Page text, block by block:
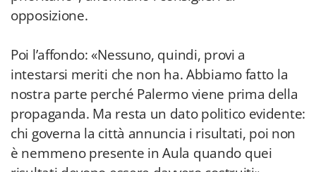
opposizione.
Poi l’affondo: «Nessuno, quindi, provi a
intestarsi meriti che non ha. Abbiamo fatto la
nostra parte perché Palermo viene prima della
propaganda. Ma resta un dato politico evidente:
chi governa la città annuncia i risultati, poi non
è nemmeno presente in Aula quando quei